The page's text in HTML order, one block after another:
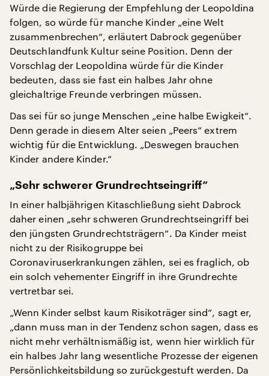
Würde die Regierung der Empfehlung der Leopoldina
folgen, so würde für manche Kinder „eine Welt
zusammenbrechen“, erläutert Dabrock gegenüber
Deutschlandfunk Kultur seine Position. Denn der
Vorschlag der Leopoldina würde für die Kinder
bedeuten, dass sie fast ein halbes Jahr ohne
gleichaltrige Freunde verbringen müssen.
Das sei für so junge Menschen „eine halbe Ewigkeit“.
Denn gerade in diesem Alter seien „Peers“ extrem
wichtig für die Entwicklung. „Deswegen brauchen
Kinder andere Kinder.“
„Sehr schwerer Grundrechtseingriff“
In einer halbjährigen Kitaschließung sieht Dabrock
daher einen „sehr schweren Grundrechtseingriff bei
den jüngsten Grundrechtsträgern“. Da Kinder meist
nicht zu der Risikogruppe bei
Coronaviruserkrankungen zählen, sei es fraglich, ob
ein solch vehementer Eingriff in ihre Grundrechte
vertretbar sei.
„Wenn Kinder selbst kaum Risikoträger sind“, sagt er,
„dann muss man in der Tendenz schon sagen, dass es
nicht mehr verhältnismäßig ist, wenn hier wirklich für
ein halbes Jahr lang wesentliche Prozesse der eigenen
Persönlichkeitsbildung so zurückgestuft werden. Da